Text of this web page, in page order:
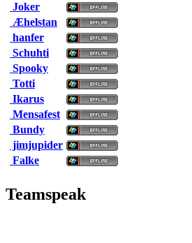
Joker
Æhelstan
hanfer
Schuhti
Spooky
Totti
Ikarus
Mensafest
Bundy
jimjupider
Falke
Teamspeak